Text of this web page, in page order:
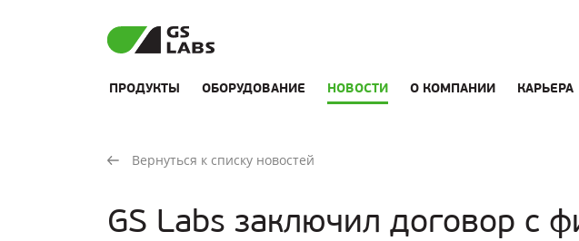
ПРОДУКТЫ ОБОРУДОВАНИЕ НОВОСТИ О КОМПАНИИ КАРЬЕРА
Вернуться к списку новостей
GS Labs заключил договор с